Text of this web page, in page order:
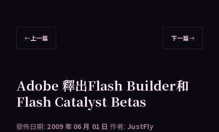
章
←上一篇 下一篇→
Adobe 釋出Flash Builder和
Flash Catalyst Betas
發佈日期: 2009 年 06 月 01 日 作者: JustFly